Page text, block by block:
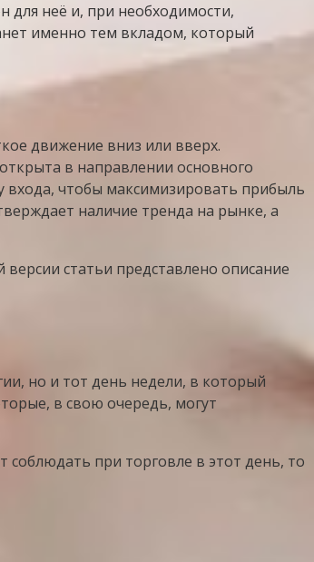
для неё и, при необходимости,
именно тем вкладом, который
движение вниз или вверх.
в направлении основного
чтобы максимизировать прибыль
наличие тренда на рынке, а
статьи представлено описание
но и тот день недели, в который
в свою очередь, могут
при торговле в этот день, то